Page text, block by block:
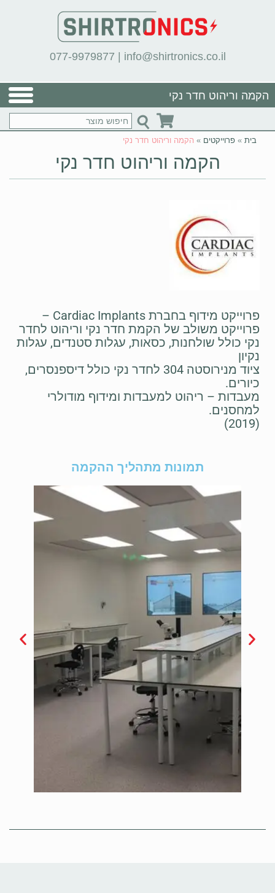
077-9979877 | info@shirtronics.co.il
הקמה וריהוט חדר נקי
בית » פרוייקטים » הקמה וריהוט חדר נקי
הקמה וריהוט חדר נקי
פרוייקט מידוף בחברת Cardiac Implants –
פרוייקט משולב של הקמת חדר נקי וריהוט לחדר
נקי כולל שולחנות, כסאות, עגלות סטנדים, עגלות
נקיון
ציוד מנירוסטה 304 לחדר נקי כולל דיספנסרים,
כיורים.
מעבדות – ריהוט למעבדות ומידוף מודולרי
למחסנים.
(2019)
תמונות מתהליך ההקמה